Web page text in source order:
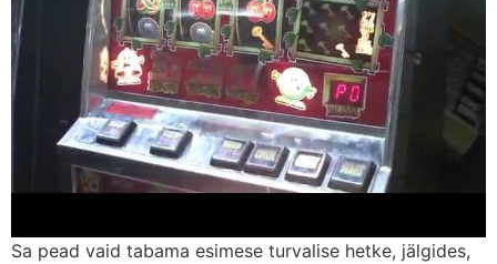
Sa pead vaid tabama esimese turvalise hetke, jälgides,